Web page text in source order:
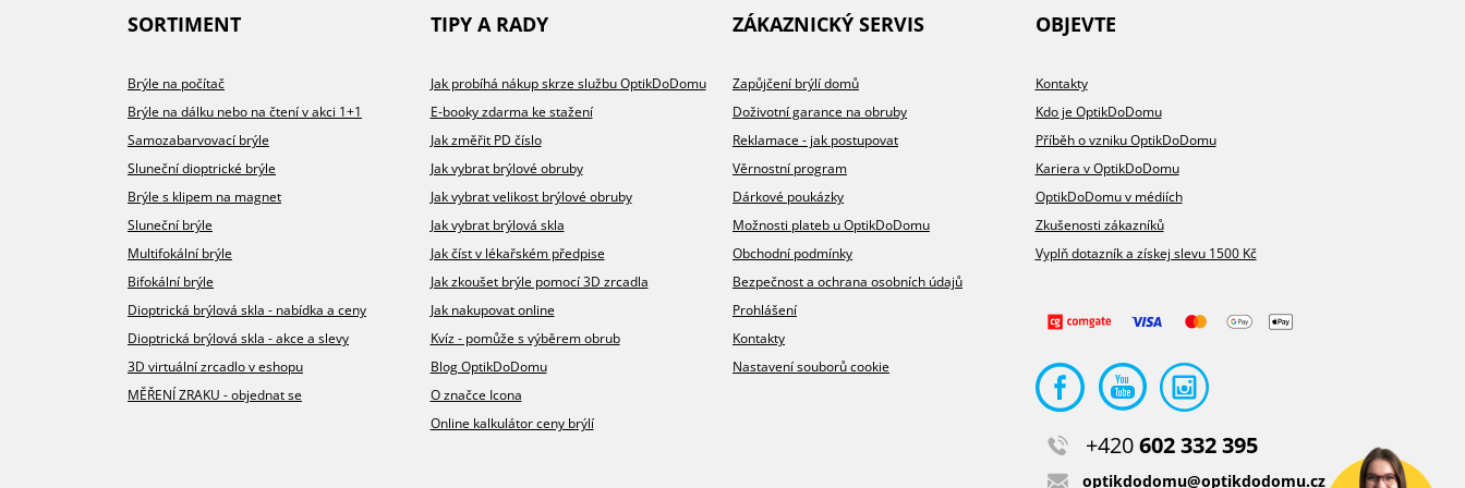
SORTIMENT
Brýle na počítač
Brýle na dálku nebo na čtení v akci 1+1
Samozabarvovací brýle
Sluneční dioptrické brýle
Brýle s klipem na magnet
Sluneční brýle
Multifokální brýle
Bifokální brýle
Dioptrická brýlová skla - nabídka a ceny
Dioptrická brýlová skla - akce a slevy
3D virtuální zrcadlo v eshopu
MĚŘENÍ ZRAKU - objednat se
TIPY A RADY
Jak probíhá nákup skrze službu OptikDoDomu
E-booky zdarma ke stažení
Jak změřit PD číslo
Jak vybrat brýlové obruby
Jak vybrat velikost brýlové obruby
Jak vybrat brýlová skla
Jak číst v lékařském předpise
Jak zkoušet brýle pomocí 3D zrcadla
Jak nakupovat online
Kvíz - pomůže s výběrem obrub
Blog OptikDoDomu
O značce Icona
Online kalkulátor ceny brýlí
ZÁKAZNICKÝ SERVIS
Zapůjčení brýlí domů
Doživotní garance na obruby
Reklamace - jak postupovat
Věrnostní program
Dárkové poukázky
Možnosti plateb u OptikDoDomu
Obchodní podmínky
Bezpečnost a ochrana osobních údajů
Prohlášení
Kontakty
Nastavení souborů cookie
OBJEVTE
Kontakty
Kdo je OptikDoDomu
Příběh o vzniku OptikDoDomu
Kariera v OptikDoDomu
OptikDoDomu v médiích
Zkušenosti zákazníků
Vyplň dotazník a získej slevu 1500 Kč
+420602 332 395
optikdodomu@optikdodomu.cz